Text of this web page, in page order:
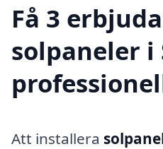
Få 3
solpaneler i
Att installera